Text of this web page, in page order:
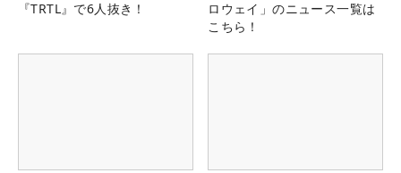
『TRTL』で6人抜き！
ロウェイ」のニュース一覧は
こちら！